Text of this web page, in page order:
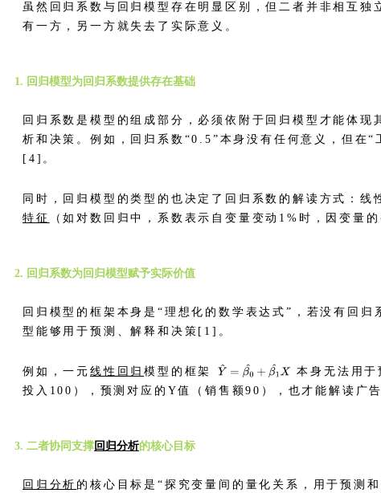
虽然回归系数与回归模型存在明显区别，但二者并非相互
有一方，另一方就失去了实际意义。
1. 回归模型为回归系数提供存在基础
回归系数是模型的组成部分，必须依附于回归模型才能体
析和决策。例如，回归系数“0.5”本身没有任何意义，但
[4]。
同时，回归模型的类型的也决定了回归系数的解读方式：
特征
（如对数回归中，系数表示自变量变动1%时，因变量
2. 回归系数为回归模型赋予实际价值
回归模型的框架本身是“理想化的数学表达式”，若没有回
型能够用于预测、解释和决策[1]。
例如，一元 线性回归模型的框架 本身无法用
投入100），预测对应的Y值（销售额90），也才能解读广
3. 二者协同支撑回归分析的核心目标
回归分析 的核心目标是“探究变量间的量化关系，用于预测